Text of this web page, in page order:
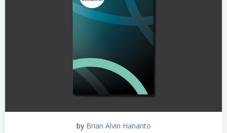
by Brian Alvin Hananto